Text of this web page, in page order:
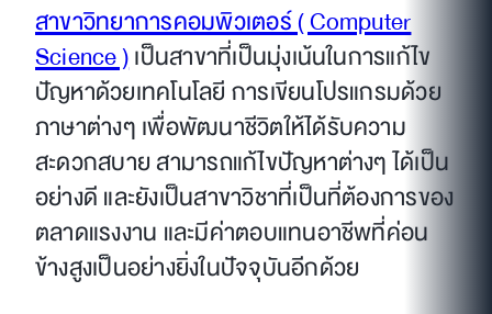
สาขาวิทยาการคอมพิวเตอร์ ( Computer
Science )เป็นสาขาที่เป็นมุ่งเน้นในการแก้ไข
ปัญหาด้วยเทคโนโลยี การเขียนโปรแกรมด้วย
ภาษาต่างๆ เพื่อพัฒนาชีวิตให้ได้รับความ
สะดวกสบาย สามารถแก้ไขปัญหาต่างๆ ได้เป็น
อย่างดี และยังเป็นสาขาวิชาที่เป็นที่ต้องการของ
ตลาดแรงงาน และมีค่าตอบแทนอาชีพที่ค่อน
ข้างสูงเป็นอย่างยิ่งในปัจจุบันอีกด้วย